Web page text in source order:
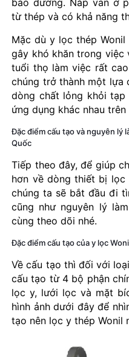
bảo dưỡng. Nắp van ở
từ thép và có khả năng
Mặc dù y lọc thép
gây khó khăn trong việc
tuổi thọ làm việc rất
chúng trở thành một lựa
dòng chất lỏng khỏi tạp
ứng dụng khác nhau
Đặc điểm cấu tạo và nguyên lý
Quốc
Tiếp theo đây, để giúp
hơn về dòng thiết bị lọc
chúng ta sẽ bắt đầu đi
cũng như nguyên lý
cùng theo dõi nhé.
Đặc điểm cấu tạo của y lọc
Về cấu tạo thì đối với
cấu tạo từ 4 bộ phận
lọc y, lưới lọc và mặt
hình ảnh dưới đây để
tạo nên lọc y thép Wonil